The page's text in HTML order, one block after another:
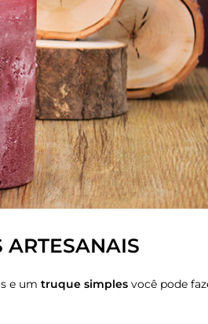
ARTESANAIS
e um truque simples você pode